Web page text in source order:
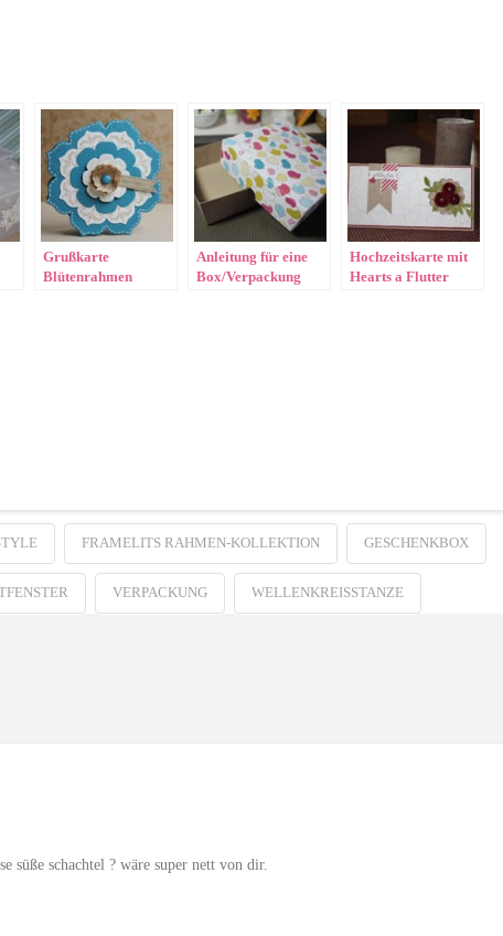
Grußkarte
Blütenrahmen
Anleitung für eine
Box/Verpackung
Hochzeitskarte mit
Hearts a Flutter
FRAMELITS RAHMEN-KOLLEKTION GESCHENKBOX
VERPACKUNG WELLENKREISSTANZE
süße schachtel ? wäre super nett von dir.